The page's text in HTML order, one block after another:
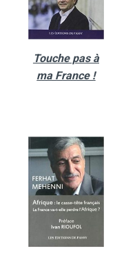
Touche pas à
ma France !